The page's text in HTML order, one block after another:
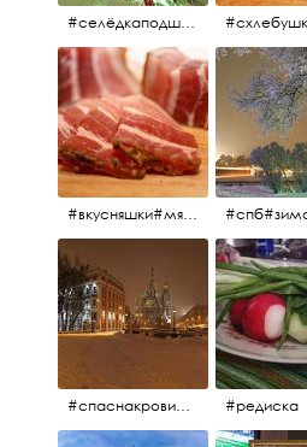
#селёдкаподшубой#основноеблюдо#новыйгод#шампанское#праздник
#вкусняшки#мясо
#спаснакрови#зима#спб #редиска